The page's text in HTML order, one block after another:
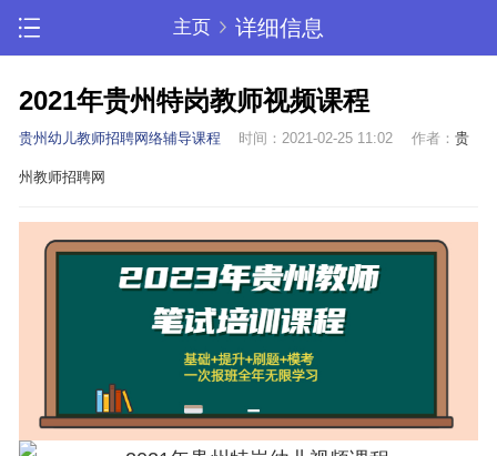
主页 详细信息
2021年贵州特岗教师视频课程
贵州幼儿教师招聘网络辅导课程 时间：2021-02-25 11:02 作者： 贵
州教师招聘网